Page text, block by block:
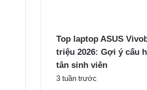
Top laptop ASUS
triệu 2026: Gợi ý cấu
tân sinh viên
3 tuần trước